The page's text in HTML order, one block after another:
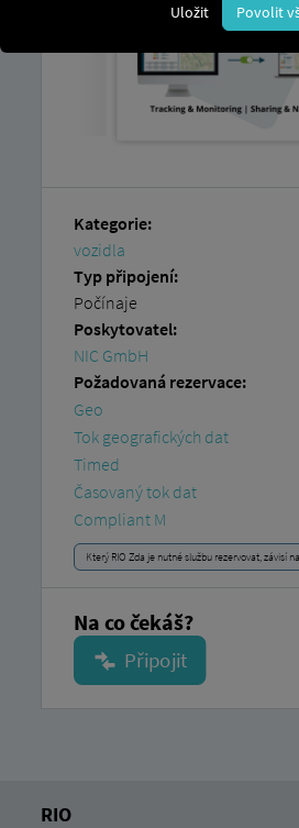
Kategorie:
vozidla
Typ připojení:
Počínaje
Poskytovatel:
NIC GmbH
Požadovaná rezervace:
Geo
Tok geografických dat
Timed
Časovaný tok dat
Compliant M
Který RIO Zda je nutné službu rezervovat, závisí
Na co čekáš?
RIO
Uložit Povolit